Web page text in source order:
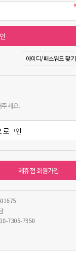
아이디/패스워드 찾기
세요.
로그인
제휴점 회원가입
7305-7950